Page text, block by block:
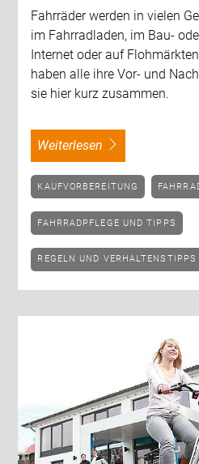
Fahrräder werden in vielen
im Fahrradladen, im Bau-
Internet oder auf
haben alle ihre Vor- und
sie hier kurz zusammen.
weiterlesen
KAUFVORBEREITUNG
FAHRRADPFLEGE UND TIPPS
REGELN UND VERHALTENSTIPPS